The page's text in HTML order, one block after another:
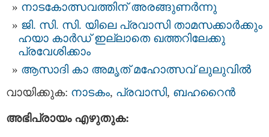
നാടകോത്സവത്തിന് അരങ്ങുണര്‍ന്നു
ജി. സി. സി. യിലെ പ്രവാസി താമസക്കാര്‍ക്കും
ഹയാ കാര്‍ഡ് ഇല്ലാതെ ഖത്തറിലേക്കു
പ്രവേശിക്കാം
ആസാദി കാ അമൃത് മഹോത്സവ് ലുലുവിൽ
വായിക്കുക: നാടകം, പ്രവാസി, ബഹറൈന്‍
അഭിപ്രായം എഴുതുക: